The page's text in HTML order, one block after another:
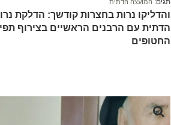
תגים: המועצה הדתית
והדליקו נרות בחצרות קודשך: הדלקת
הדתית עם הרבנים הראשיים בצירוף
החטופים